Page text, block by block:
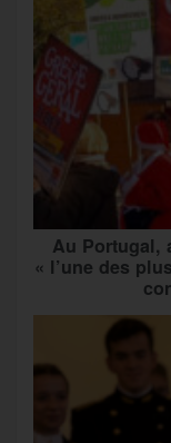
Au Portugal,
« l’une des